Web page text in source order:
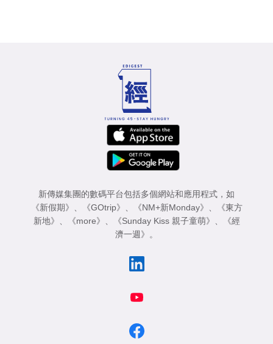
新傳媒集團的數碼平台包括多個網站和應用程式，如
《新假期》
《GOtrip》 《NM+新Monday》
《東方
新地》
《more》 《Sunday Kiss 親子童萌》
《經
濟一週》
。